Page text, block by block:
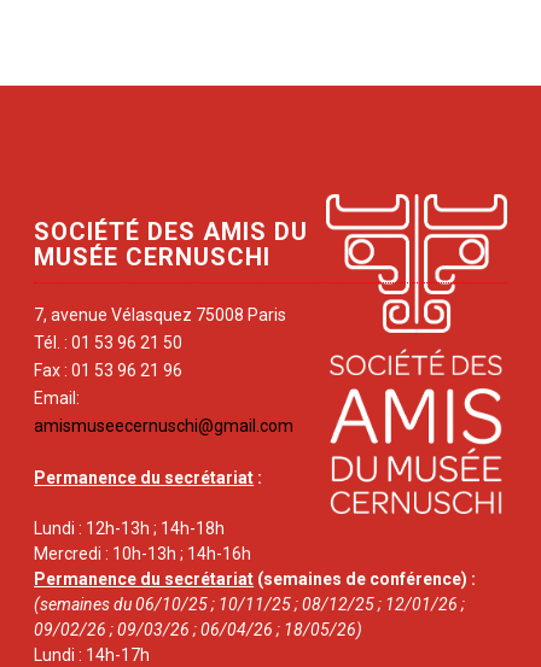
SOCIÉTÉ DES AMIS DU
MUSÉE CERNUSCHI
7, avenue Vélasquez 75008 Paris
Tél. : 01 53 96 21 50
Fax : 01 53 96 21 96
Email:
amismuseecernuschi@gmail.com
Permanence du secrétariat :
Lundi : 12h-13h ; 14h-18h
Mercredi : 10h-13h ; 14h-16h
Permanence du secrétariat (semaines de conférence) :
(semaines du 06/10/25 ; 10/11/25 ; 08/12/25 ; 12/01/26 ;
09/02/26 ; 09/03/26 ; 06/04/26 ; 18/05/26)
Lundi : 14h-17h